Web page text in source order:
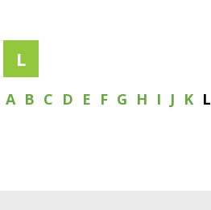
L
A B C D E F G H I J K L